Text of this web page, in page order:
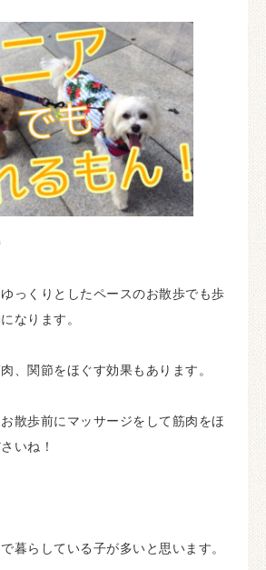
っくりとしたペースのお散歩でも歩
なります。
、関節をほぐす効果もあります。
散歩前にマッサージをして筋肉をほ
いね！
暮らしている子が多いと思います。